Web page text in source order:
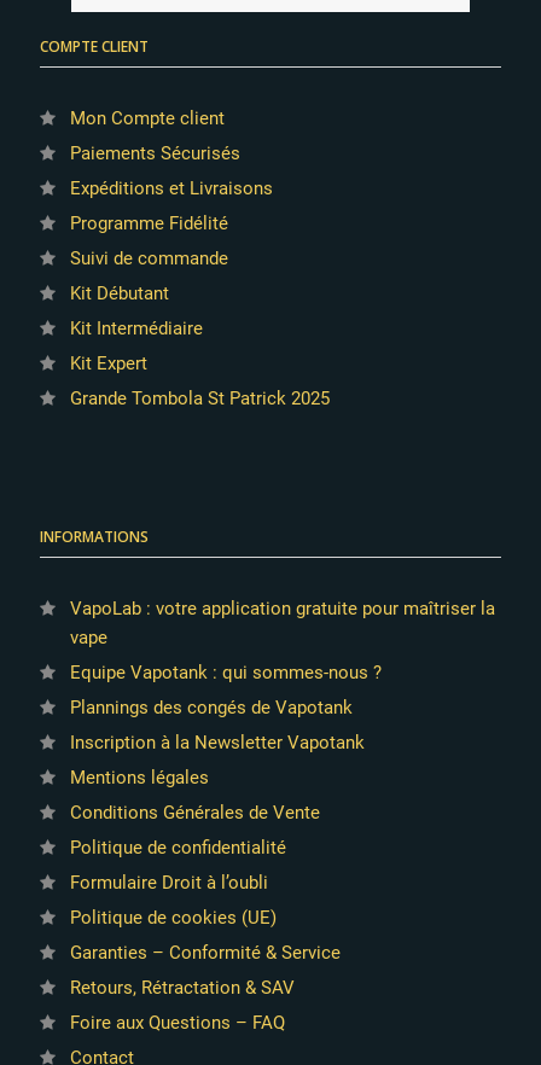
COMPTE CLIENT
Mon Compte client
Paiements Sécurisés
Expéditions et Livraisons
Programme Fidélité
Suivi de commande
Kit Débutant
Kit Intermédiaire
Kit Expert
Grande Tombola St Patrick 2025
INFORMATIONS
VapoLab : votre application gratuite pour maîtriser la
vape
Equipe Vapotank : qui sommes-nous ?
Plannings des congés de Vapotank
Inscription à la Newsletter Vapotank
Mentions légales
Conditions Générales de Vente
Politique de confidentialité
Formulaire Droit à l’oubli
Politique de cookies (UE)
Garanties – Conformité & Service
Retours, Rétractation & SAV
Foire aux Questions – FAQ
Contact